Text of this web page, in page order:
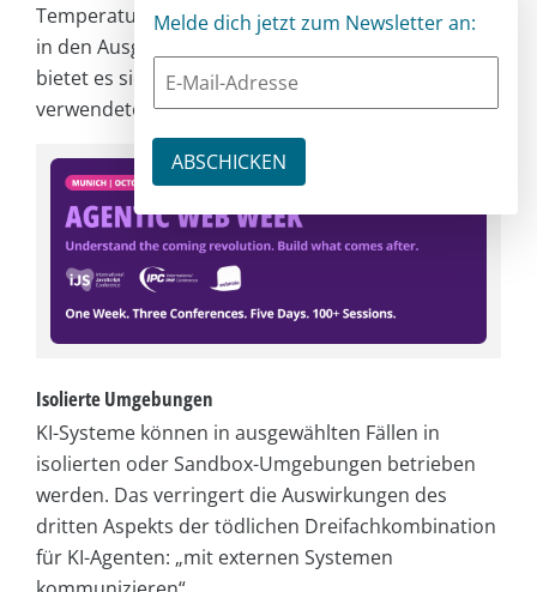
Temperatur zur Beeinflussung von Halluzinationen
in den Ausgaben von LLMs verwendet werden soll,
bietet es sich an, die Dokumentation des
verwendeten LLM dahingehend zu prüfen.
Isolierte Umgebungen
KI-Systeme können in ausgewählten Fällen in
isolierten oder Sandbox-Umgebungen betrieben
werden. Das verringert die Auswirkungen des
dritten Aspekts der tödlichen Dreifachkombination
für KI-Agenten: „mit externen Systemen
Melde dich jetzt zum Newsletter an: